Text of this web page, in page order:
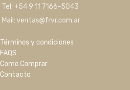
Tel: +54 9 11 7166-5043
Mail: ventas@frvr.com.ar
Términos y condiciones
FAQS
Como Comprar
Contacto